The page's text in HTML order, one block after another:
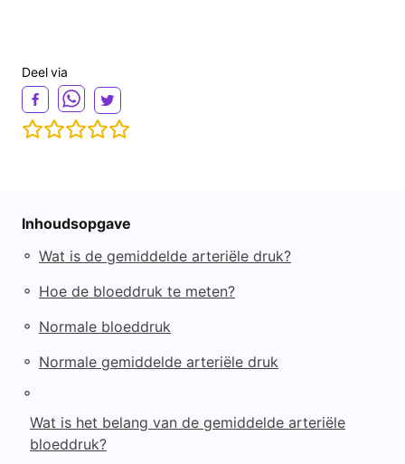
Deel via
Inhoudsopgave
◦ Wat is de gemiddelde arteriële druk?
◦ Hoe de bloeddruk te meten?
◦ Normale bloeddruk
◦ Normale gemiddelde arteriële druk
◦
Wat is het belang van de gemiddelde arteriële
bloeddruk?